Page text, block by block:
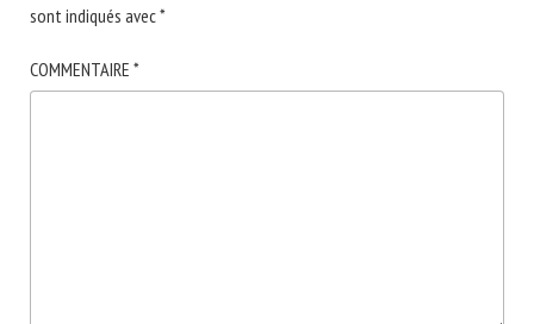
sont indiqués avec*
COMMENTAIRE *